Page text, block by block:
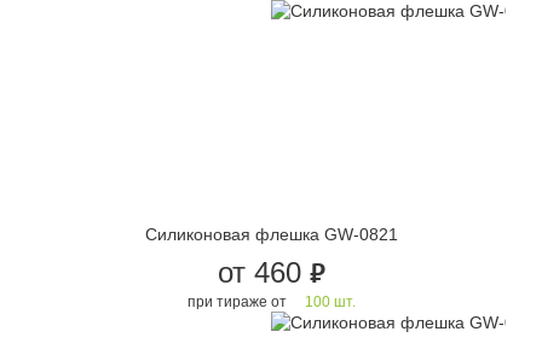
Силиконовая флешка GW-0821
от 460 руб.
при тираже от 100 шт.